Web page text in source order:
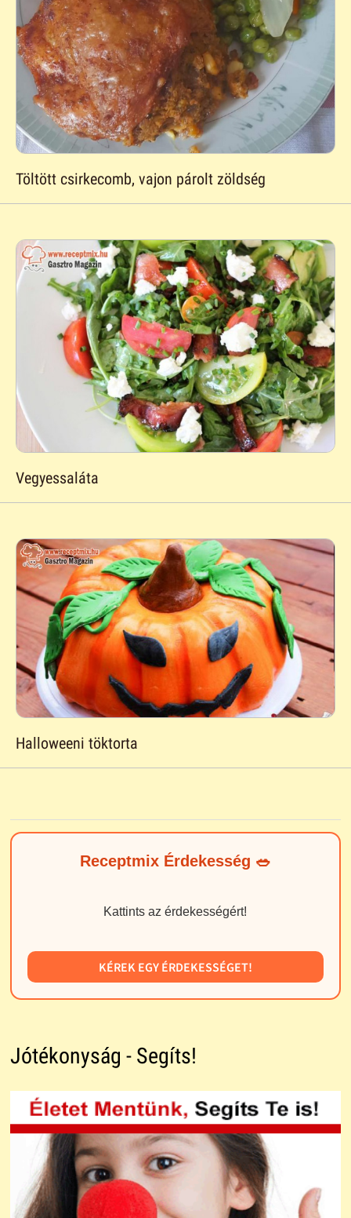
Töltött csirkecomb, vajon párolt zöldség
Vegyessaláta
Halloweeni töktorta
Receptmix Érdekesség 🥗
Kattints az érdekességért!
KÉREK EGY ÉRDEKESSÉGET!
Jótékonyság - Segíts!